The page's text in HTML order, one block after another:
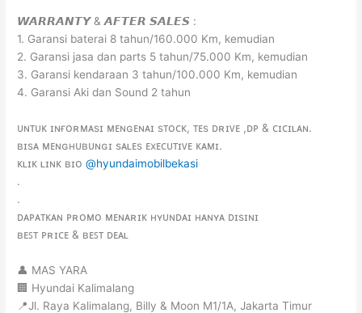
𝙒𝘼𝙍𝙍𝘼𝙉𝙏𝙔 & 𝘼𝙁𝙏𝙀𝙍 𝙎𝘼𝙇𝙀𝙎 :
1. Garansi baterai 8 tahun/160.000 Km, kemudian
2. Garansi jasa dan parts 5 tahun/75.000 Km, kemudian
3. Garansi kendaraan 3 tahun/100.000 Km, kemudian
4. Garansi Aki dan Sound 2 tahun
ᴜɴᴛᴜᴋ ɪɴғᴏʀᴍᴀsɪ ᴍᴇɴɢᴇɴᴀɪ sᴛᴏᴄᴋ, ᴛᴇs ᴅʀɪᴠᴇ ,ᴅᴘ & ᴄɪᴄɪʟᴀɴ.
ʙɪsᴀ ᴍᴇɴɢʜᴜʙᴜɴɢɪ sᴀʟᴇs ᴇxᴇᴄᴜᴛɪᴠᴇ ᴋᴀᴍɪ.
ᴋʟɪᴋ ʟɪɴᴋ ʙɪᴏ@hyundaimobilbekasi
.
.
ᴅᴀᴘᴀᴛᴋᴀɴ ᴘʀᴏᴍᴏ ᴍᴇɴᴀʀɪᴋ ʜʏᴜɴᴅᴀɪ ʜᴀɴʏᴀ ᴅɪsɪɴɪ
ʙᴇꜱᴛ ᴘʀɪᴄᴇ & ʙᴇꜱᴛ ᴅᴇᴀʟ
👤 MAS YARA
🏢 Hyundai Kalimalang
📍Jl. Raya Kalimalang, Billy & Moon M1/1A, Jakarta Timur